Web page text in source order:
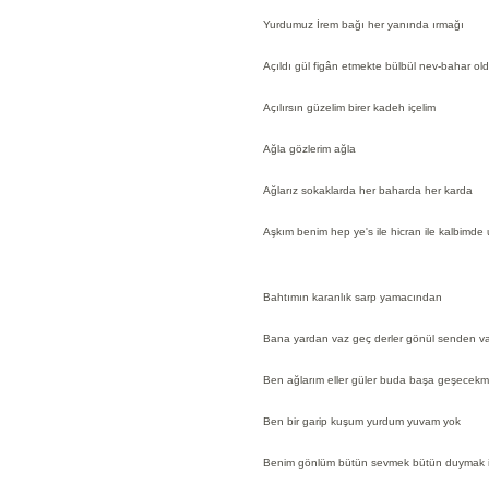
Yurdumuz İrem bağı her yanında ırmağı
Açıldı gül figân etmekte bülbül nev-bahar
Açılırsın güzelim birer kadeh içelim
Ağla gözlerim ağla
Ağlarız sokaklarda her baharda her karda
Aşkım benim hep ye's ile hicran ile kalbimde
Bahtımın karanlık sarp yamacından
Bana yardan vaz geç derler gönül senden
Ben ağlarım eller güler buda başa
Ben bir garip kuşum yurdum yuvam yok
Benim gönlüm bütün sevmek bütün duymak